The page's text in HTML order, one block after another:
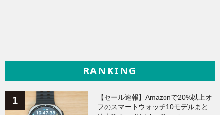
RANKING
【セール速報】Amazonで20%以上オ
フのスマートウォッチ10モデルまと